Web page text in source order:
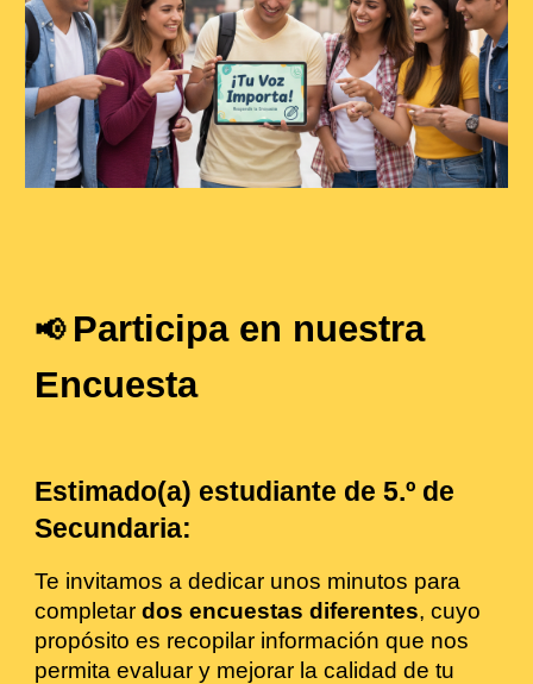
📢 Participa en nuestra
Encuesta
Estimado(a) estudiante de 5.º de
Secundaria:
Te invitamos a dedicar unos minutos para
completardos encuestas diferentes, cuyo
propósito es recopilar información que nos
permita evaluar y mejorar la calidad de tu